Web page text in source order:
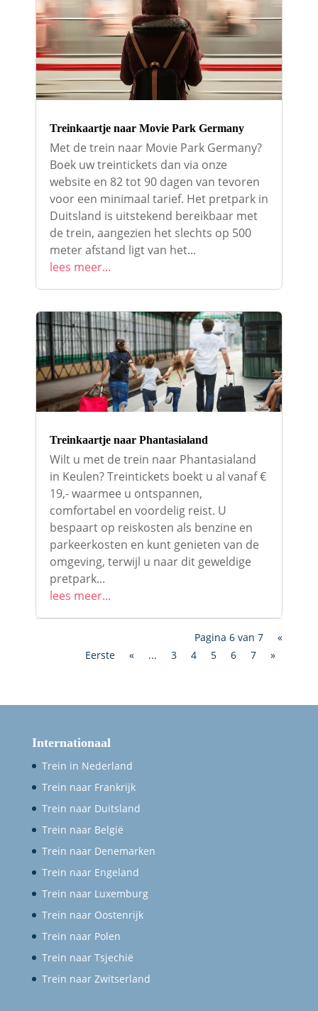
Treinkaartje naar Movie Park Germany
Met de trein naar Movie Park Germany?
Boek uw treintickets dan via onze
website en 82 tot 90 dagen van tevoren
voor een minimaal tarief. Het pretpark in
Duitsland is uitstekend bereikbaar met
de trein, aangezien het slechts op 500
meter afstand ligt van het...
lees meer...
Treinkaartje naar Phantasialand
Wilt u met de trein naar Phantasialand
in Keulen? Treintickets boekt u al vanaf €
19,- waarmee u ontspannen,
comfortabel en voordelig reist. U
bespaart op reiskosten als benzine en
parkeerkosten en kunt genieten van de
omgeving, terwijl u naar dit geweldige
pretpark...
lees meer...
Pagina 6 van 7
«
Eerste
« ... 3 4 5 6 7 »
Internationaal
Trein in Nederland
Trein naar Frankrijk
Trein naar Duitsland
Trein naar België
Trein naar Denemarken
Trein naar Engeland
Trein naar Luxemburg
Trein naar Oostenrijk
Trein naar Polen
Trein naar Tsjechië
Trein naar Zwitserland